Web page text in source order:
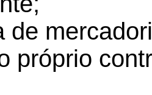
de
próprio